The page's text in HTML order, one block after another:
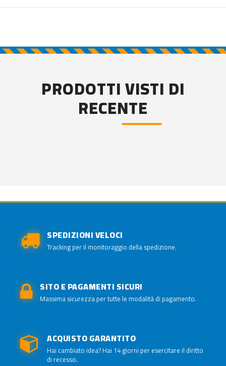
PRODOTTI VISTI DI
RECENTE
SPEDIZIONI VELOCI
Tracking per il monitoraggio della spedizione.
SITO E PAGAMENTI SICURI
Massima sicurezza per tutte le modalità di pagamento.
ACQUISTO GARANTITO
Hai cambiato idea? Hai 14 giorni per esercitare il diritto
di recesso.